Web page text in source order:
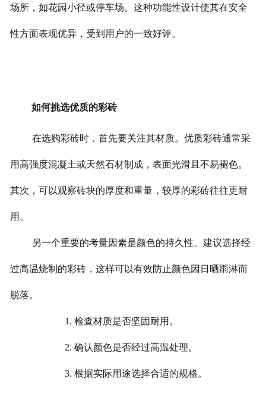
场所，如花园小径或停车场。这种功能性设计使其在安全
性方面表现优异，受到用户的一致好评。
如何挑选优质的彩砖
在选购彩砖时，首先要关注其材质。优质彩砖通常采
用高强度混凝土或天然石材制成，表面光滑且不易褪色。
其次，可以观察砖块的厚度和重量，较厚的彩砖往往更耐
用。
另一个重要的考量因素是颜色的持久性。建议选择经
过高温烧制的彩砖，这样可以有效防止颜色因日晒雨淋而
脱落。
1. 检查材质是否坚固耐用。
2. 确认颜色是否经过高温处理。
3. 根据实际用途选择合适的规格。